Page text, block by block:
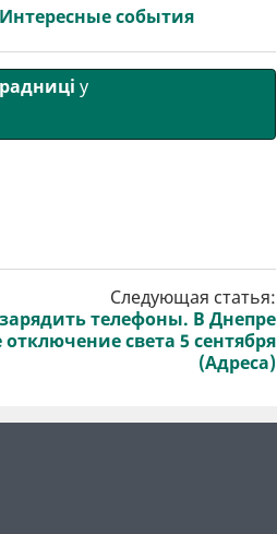
Интересные события
у
Следующая статья:
телефоны. В Днепре
света 5 сентября
(Адреса)